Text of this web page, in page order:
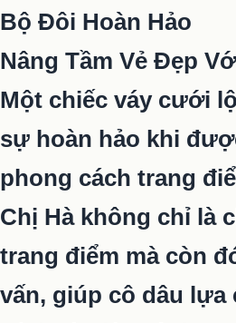
Bộ Đôi Hoàn Hảo
Nâng Tầm Vẻ Đẹp
Một chiếc váy cưới
sự hoàn hảo khi
phong cách trang
Chị Hà không chỉ là
trang điểm mà còn
vấn, giúp cô dâu lựa